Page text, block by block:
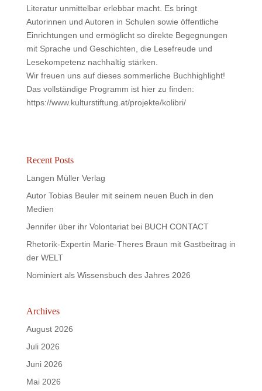
Literatur unmittelbar erlebbar macht. Es bringt
Autorinnen und Autoren in Schulen sowie öffentliche
Einrichtungen und ermöglicht so direkte Begegnungen
mit Sprache und Geschichten, die Lesefreude und
Lesekompetenz nachhaltig stärken.
Wir freuen uns auf dieses sommerliche Buchhighlight!
Das vollständige Programm ist hier zu finden:
https://www.kulturstiftung.at/projekte/kolibri/
Recent Posts
Langen Müller Verlag
Autor Tobias Beuler mit seinem neuen Buch in den
Medien
Jennifer über ihr Volontariat bei BUCH CONTACT
Rhetorik-Expertin Marie-Theres Braun mit Gastbeitrag in
der WELT
Nominiert als Wissensbuch des Jahres 2026
Archives
August 2026
Juli 2026
Juni 2026
Mai 2026